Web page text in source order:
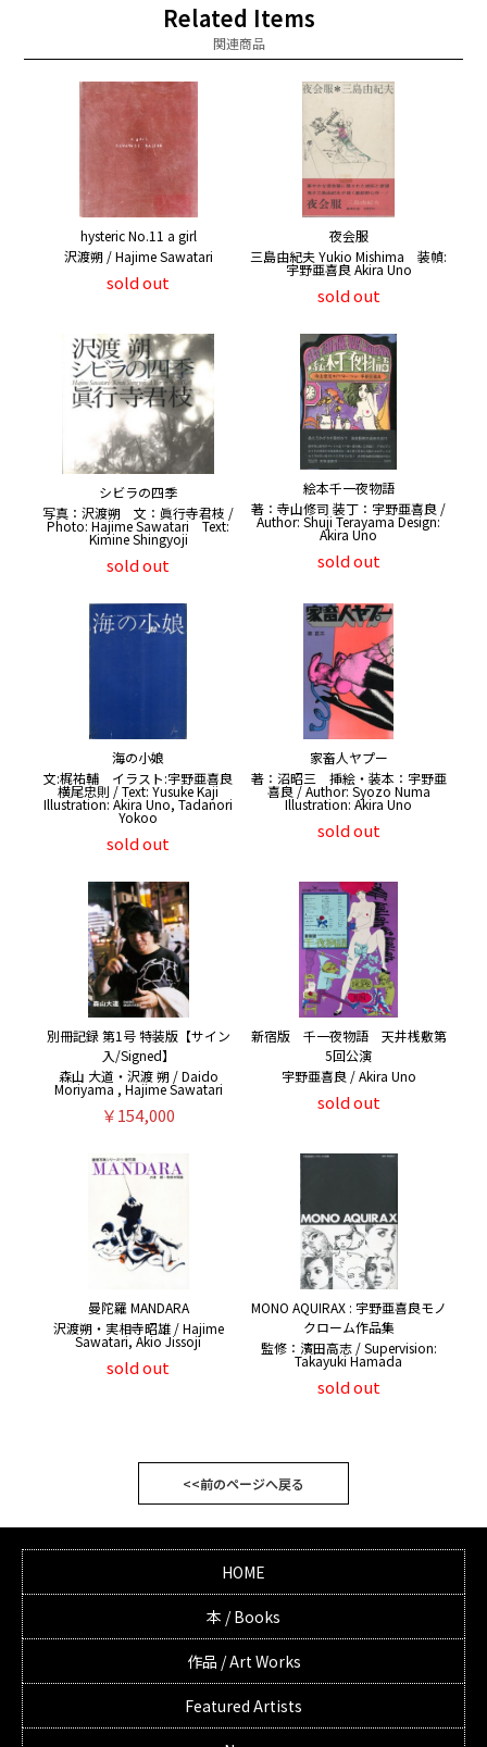
Related Items
関連商品
hysteric No.11 a girl
沢渡朔 / Hajime Sawatari
sold out
夜会服
三島由紀夫 Yukio Mishima 装幀:
宇野亜喜良 Akira Uno
sold out
シビラの四季
写真：沢渡朔 文：眞行寺君枝 /
Photo: Hajime Sawatari Text:
Kimine Shingyoji
sold out
絵本千一夜物語
著：寺山修司 装丁：宇野亜喜良 /
Author: Shuji Terayama Design:
Akira Uno
sold out
海の小娘
文:梶祐輔 イラスト:宇野亜喜良
横尾忠則 / Text: Yusuke Kaji
Illustration: Akira Uno, Tadanori
Yokoo
sold out
家畜人ヤプー
著：沼昭三 挿絵・装本：宇野亜
喜良 / Author: Syozo Numa
Illustration: Akira Uno
sold out
別冊記録 第1号 特装版【サイン
入/Signed】
森山 大道・沢渡 朔 / Daido
Moriyama , Hajime Sawatari
￥154,000
新宿版 千一夜物語 天井桟敷第
5回公演
宇野亜喜良 / Akira Uno
sold out
曼陀羅 MANDARA
沢渡朔・実相寺昭雄 / Hajime
Sawatari, Akio Jissoji
sold out
MONO AQUIRAX : 宇野亜喜良モノ
クローム作品集
監修：濱田高志 / Supervision:
Takayuki Hamada
sold out
<<前のページへ戻る
HOME
本 / Books
作品 / Art Works
Featured Artists